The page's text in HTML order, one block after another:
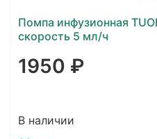
Помпа инфузионная
скорость 5 мл/ч
1950 ₽
В наличии